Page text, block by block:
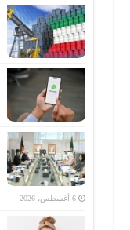
6 أغسطس، 2026